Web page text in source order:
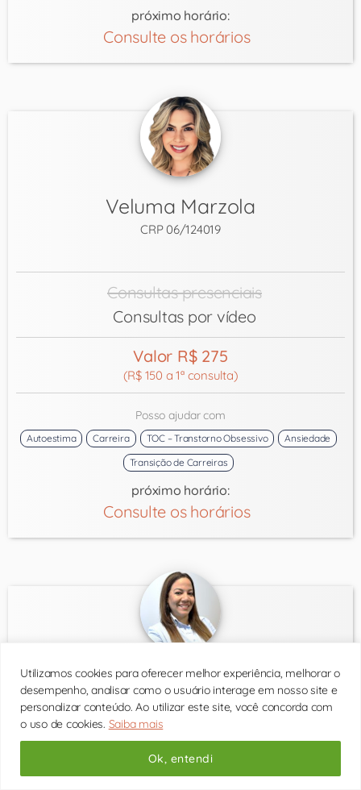
Utilizamos cookies para oferecer melhor experiência, melhorar o
desempenho, analisar como o usuário interage em nosso site e
personalizar conteúdo. Ao utilizar este site, você concorda com
o uso de cookies. Saiba mais
Ok, entendi
próximo horário:
Consulte os horários
Veluma Marzola
CRP 06/124019
Consultas presenciais
Consultas por vídeo
Valor R$ 275
(R$ 150 a 1ª consulta)
Posso ajudar com
Autoestima Carreira TOC – Transtorno Obsessivo
Ansiedade
Transição de Carreiras
próximo horário:
Consulte os horários
Thaís Lopes
CRP 06/190956
Consultas presenciais